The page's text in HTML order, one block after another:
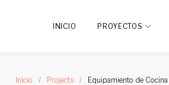
INICIO PROYECTOS
Inicio / Projects / Equipamiento de